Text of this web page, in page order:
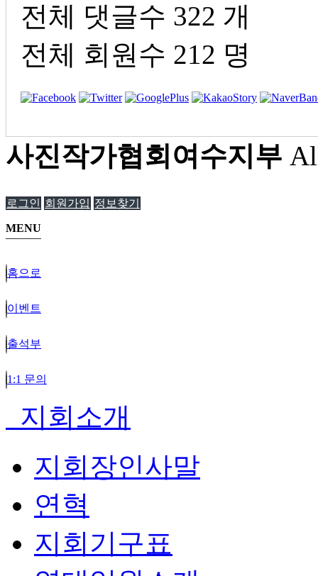
전체 댓글수 322 개
전체 회원수 212 명
사진작가협회여수지부
로그인 회원가입 정보찾기
MENU
홈으로
이벤트
출석부
1:1 문의
지회소개
지회장인사말
연혁
지회기구표